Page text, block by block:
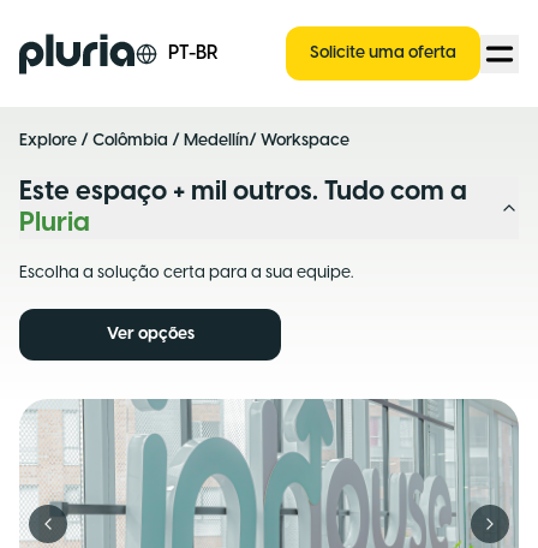
Logo Pluria PT-BR Solicite uma oferta
Explore / Colômbia / Medellín/ Workspace
Este espaço + mil outros. Tudo com a
Pluria
Escolha a solução certa para a sua equipe.
Ver opções
Previous slide Next